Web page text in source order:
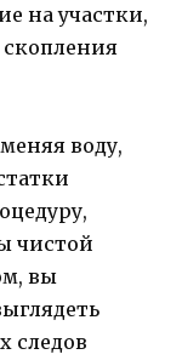
на участки,
скопления
воду,
чистой
вы
следов